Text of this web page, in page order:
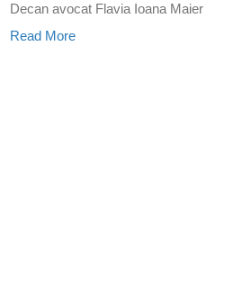
Decan avocat Flavia Ioana Maier
Read More